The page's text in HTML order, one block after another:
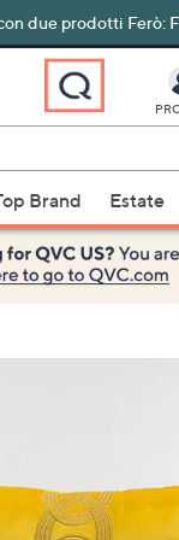
due prodotti Ferò:
Brand Estate